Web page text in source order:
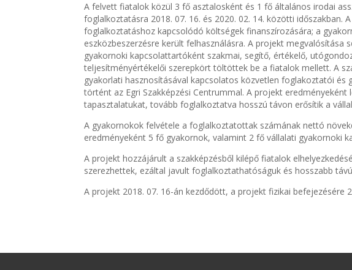
A felvett fiatalok közül 3 fő asztalosként és 1 fő általános irodai
foglalkoztatásra 2018. 07. 16. és 2020. 02. 14. közötti időszakban.
foglalkoztatáshoz kapcsolódó költségek finanszírozására; a
eszközbeszerzésre került felhasználásra. A projekt megvalósítása
gyakornoki kapcsolattartóként szakmai, segítő, értékelő,
teljesítményértékelői szerepkört töltöttek be a fiatalok mellett. A
gyakorlati hasznosításával kapcsolatos közvetlen foglakoztatói
történt az Egri Szakképzési Centrummal. A projekt
tapasztalatukat, tovább foglalkoztatva hosszú távon erősítik a
A gyakornokok felvétele a foglalkoztatottak számának nettó
eredményeként 5 fő gyakornok, valamint 2 fő vállalati gyakornoki
A projekt hozzájárult a szakképzésből kilépő fiatalok
szerezhettek, ezáltal javult foglalkoztathatóságuk és hosszabb
A projekt 2018. 07. 16-án kezdődött, a projekt fizikai befejezésére